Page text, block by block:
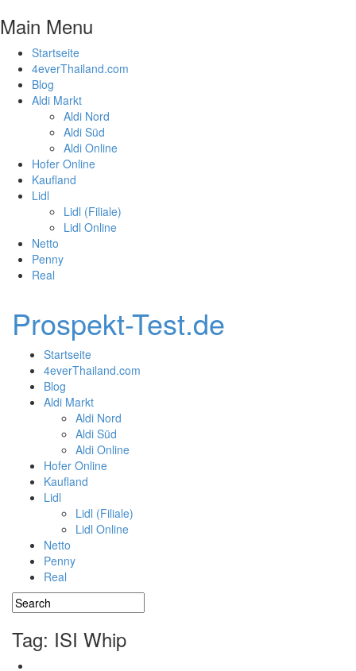
Main Menu
Startseite
4everThailand.com
Blog
Aldi Markt
Aldi Nord
Aldi Süd
Aldi Online
Hofer Online
Kaufland
Lidl
Lidl (Filiale)
Lidl Online
Netto
Penny
Real
Prospekt-Test.de
Startseite
4everThailand.com
Blog
Aldi Markt
Aldi Nord
Aldi Süd
Aldi Online
Hofer Online
Kaufland
Lidl
Lidl (Filiale)
Lidl Online
Netto
Penny
Real
Tag: ISI Whip